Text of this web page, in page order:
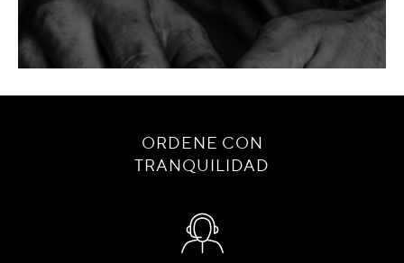
ORDENE CON
TRANQUILIDAD